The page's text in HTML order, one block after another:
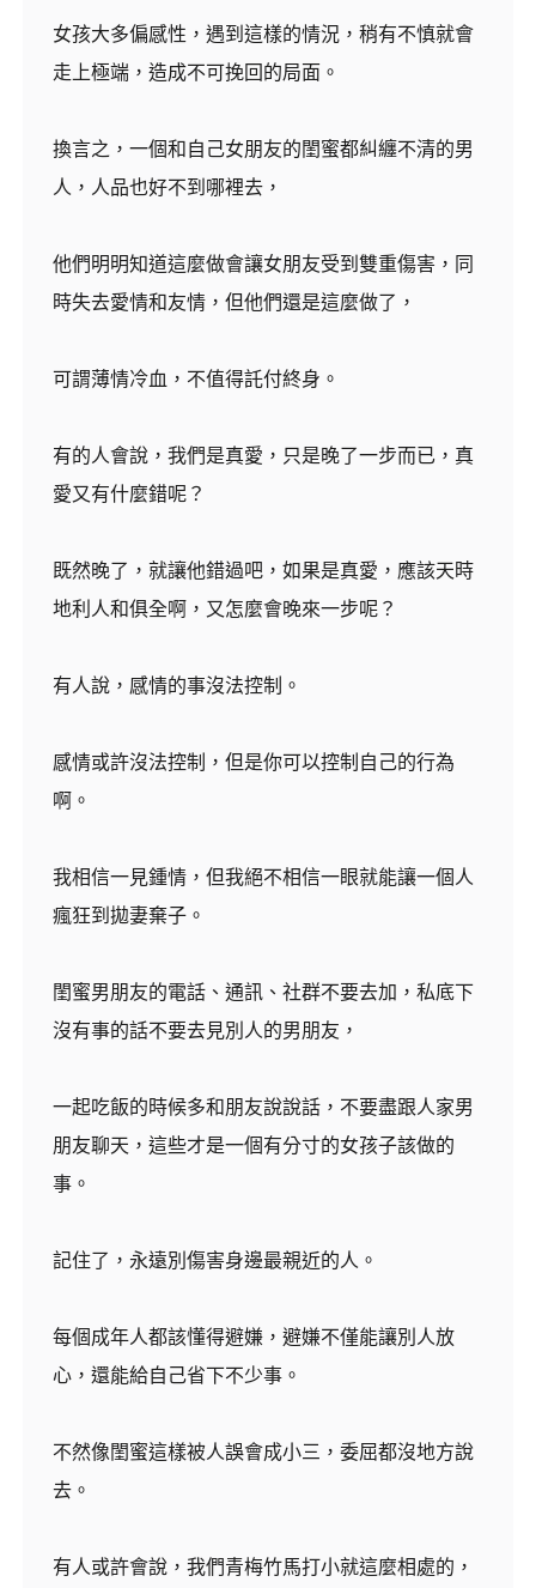
女孩大多偏感性，遇到這樣的情況，稍有不慎就會
走上極端，造成不可挽回的局面。
換言之，一個和自己女朋友的閨蜜都糾纏不清的男
人，人品也好不到哪裡去，
他們明明知道這麼做會讓女朋友受到雙重傷害，同
時失去愛情和友情，但他們還是這麼做了，
可謂薄情冷血，不值得託付終身。
有的人會說，我們是真愛，只是晚了一步而已，真
愛又有什麼錯呢？
既然晚了，就讓他錯過吧，如果是真愛，應該天時
地利人和俱全啊，又怎麼會晚來一步呢？
有人說，感情的事沒法控制。
感情或許沒法控制，但是你可以控制自己的行為
啊。
我相信一見鍾情，但我絕不相信一眼就能讓一個人
瘋狂到拋妻棄子。
閨蜜男朋友的電話、通訊、社群不要去加，私底下
沒有事的話不要去見別人的男朋友，
一起吃飯的時候多和朋友說說話，不要盡跟人家男
朋友聊天，這些才是一個有分寸的女孩子該做的
事。
記住了，永遠別傷害身邊最親近的人。
每個成年人都該懂得避嫌，避嫌不僅能讓別人放
心，還能給自己省下不少事。
不然像閨蜜這樣被人誤會成小三，委屈都沒地方說
去。
有人或許會說，我們青梅竹馬打小就這麼相處的，